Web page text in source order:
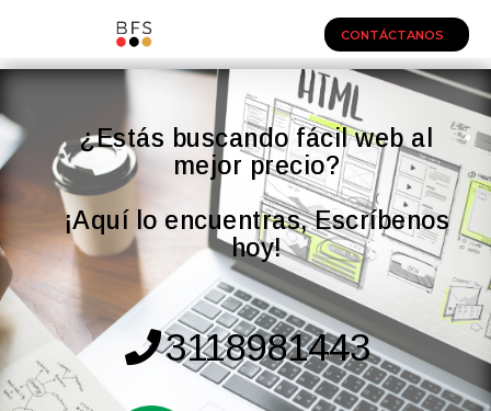
CONTÁCTANOS
¿Estás buscando fácil web al
mejor precio?
¡Aquí lo encuentras, Escríbenos
hoy!
3118981443